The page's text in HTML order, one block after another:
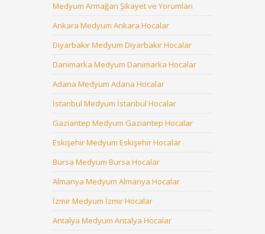
Medyum Armağan Şikayet ve Yorumları
Ankara Medyum Ankara Hocalar
Diyarbakır Medyum Diyarbakır Hocalar
Danimarka Medyum Danimarka Hocalar
Adana Medyum Adana Hocalar
İstanbul Medyum İstanbul Hocalar
Gaziantep Medyum Gaziantep Hocalar
Eskişehir Medyum Eskişehir Hocalar
Bursa Medyum Bursa Hocalar
Almanya Medyum Almanya Hocalar
İzmir Medyum İzmir Hocalar
Antalya Medyum Antalya Hocalar